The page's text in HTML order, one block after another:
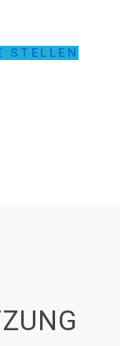
STELLEN